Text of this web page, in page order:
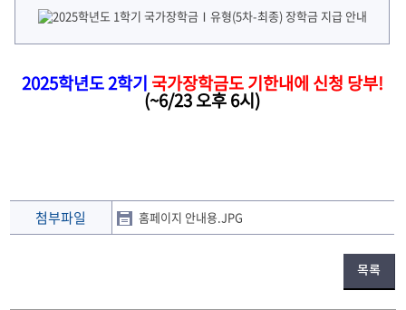
2025학년도 2학기 국가장학금도 기한내에 신청 당부!
(~6/23 오후 6시)
첨부파일 홈페이지 안내용.JPG
목록